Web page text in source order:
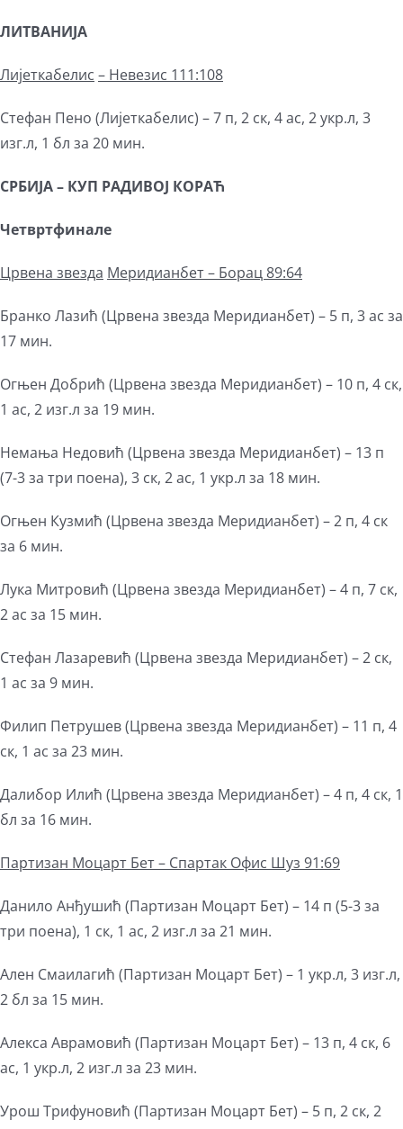
ЛИТВАНИЈА
Лијеткабелис – Невезис 111:108
Стефан Пено (Лијеткабелис) – 7 п, 2 ск, 4 ас, 2 укр.л, 3
изг.л, 1 бл за 20 мин.
СРБИЈА – КУП РАДИВОЈ КОРАЋ
Четвртфинале
Црвена звезда Меридианбет – Борац 89:64
Бранко Лазић (Црвена звезда Меридианбет) – 5 п, 3 ас за
17 мин.
Огњен Добрић (Црвена звезда Меридианбет) – 10 п, 4 ск,
1 ас, 2 изг.л за 19 мин.
Немања Недовић (Црвена звезда Меридианбет) – 13 п
(7-3 за три поена), 3 ск, 2 ас, 1 укр.л за 18 мин.
Огњен Кузмић (Црвена звезда Меридианбет) – 2 п, 4 ск
за 6 мин.
Лука Митровић (Црвена звезда Меридианбет) – 4 п, 7 ск,
2 ас за 15 мин.
Стефан Лазаревић (Црвена звезда Меридианбет) – 2 ск,
1 ас за 9 мин.
Филип Петрушев (Црвена звезда Меридианбет) – 11 п, 4
ск, 1 ас за 23 мин.
Далибор Илић (Црвена звезда Меридианбет) – 4 п, 4 ск, 1
бл за 16 мин.
Партизан Моцарт Бет– Спартак Офис Шуз 91:69
Данило Анђушић (Партизан Моцарт Бет) – 14 п (5-3 за
три поена), 1 ск, 1 ас, 2 изг.л за 21 мин.
Ален Смаилагић (Партизан Моцарт Бет) – 1 укр.л, 3 изг.л,
2 бл за 15 мин.
Алекса Аврамовић (Партизан Моцарт Бет) – 13 п, 4 ск, 6
ас, 1 укр.л, 2 изг.л за 23 мин.
Урош Трифуновић (Партизан Моцарт Бет) – 5 п, 2 ск, 2